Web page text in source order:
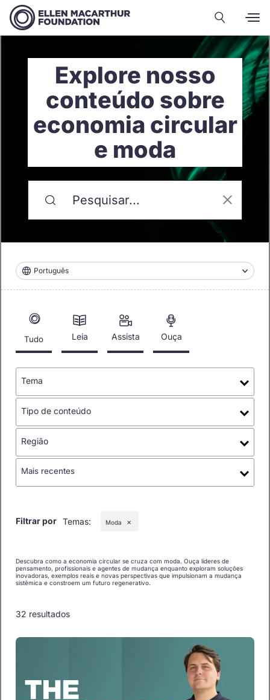
Explore nosso
conteúdo sobre
economia circular
e moda
Português
Tudo Leia Assista Ouça
Tema
Tipo de conteúdo
Região
Mais recentes
Filtrar por Temas: Moda ✕
Descubra como a economia circular se cruza com moda. Ouça líderes de
pensamento, profissionais e agentes de mudança enquanto exploram soluções
inovadoras, exemplos reais e novas perspectivas que impulsionam a mudança
sistêmica e constroem um futuro regenerativo.
32 resultados